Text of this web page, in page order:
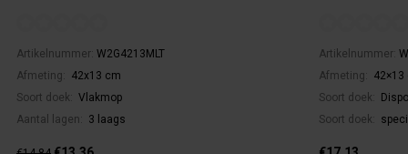
Artikelnummer: W2G4213MLT
Afmeting:
42x13 cm
Soort doek:
Vlakmop
Aantal lagen:
3 laags
Artikelnummer:
Afmeting:
42×13
Soort doek:
Soort doek: